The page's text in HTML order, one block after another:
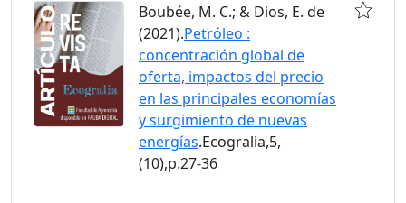
Boubée, M. C.; & Dios, E. de
(2021).Petróleo :
concentración global de
oferta, impactos del precio
en las principales economías
y surgimiento de nuevas
energías.Ecogralia,5,
(10),p.27-36